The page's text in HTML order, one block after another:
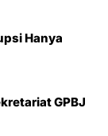
Hanya
GPBJ